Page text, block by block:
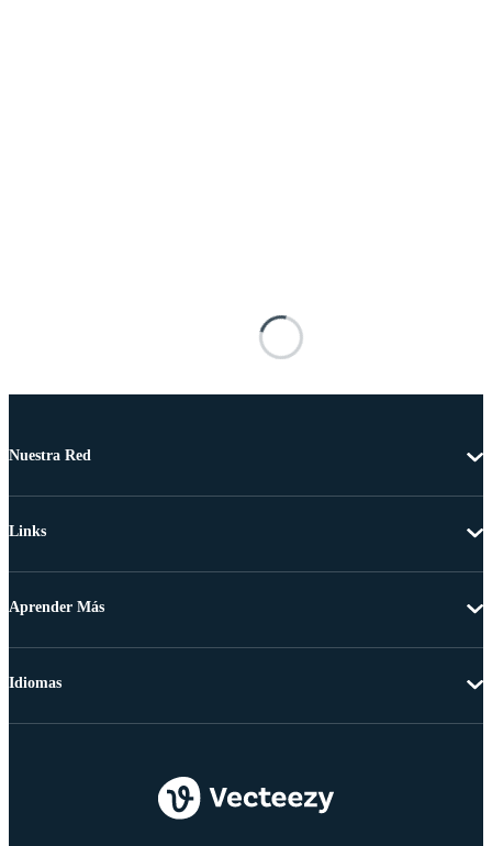
Nuestra Red
Links
Aprender Más
Idiomas